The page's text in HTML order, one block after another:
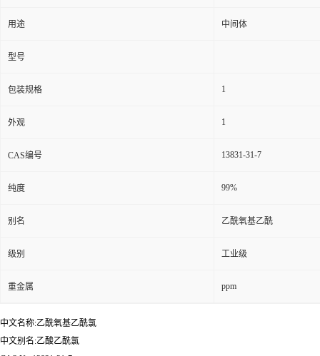
用途 中间体
型号
包装规格 1
外观 1
CAS编号 13831-31-7
纯度 99%
别名 乙酰氧基乙酰
级别 工业级
重金属 ppm
中文名称:乙酰氧基乙酰氯
中文别名:乙酸乙酰氯